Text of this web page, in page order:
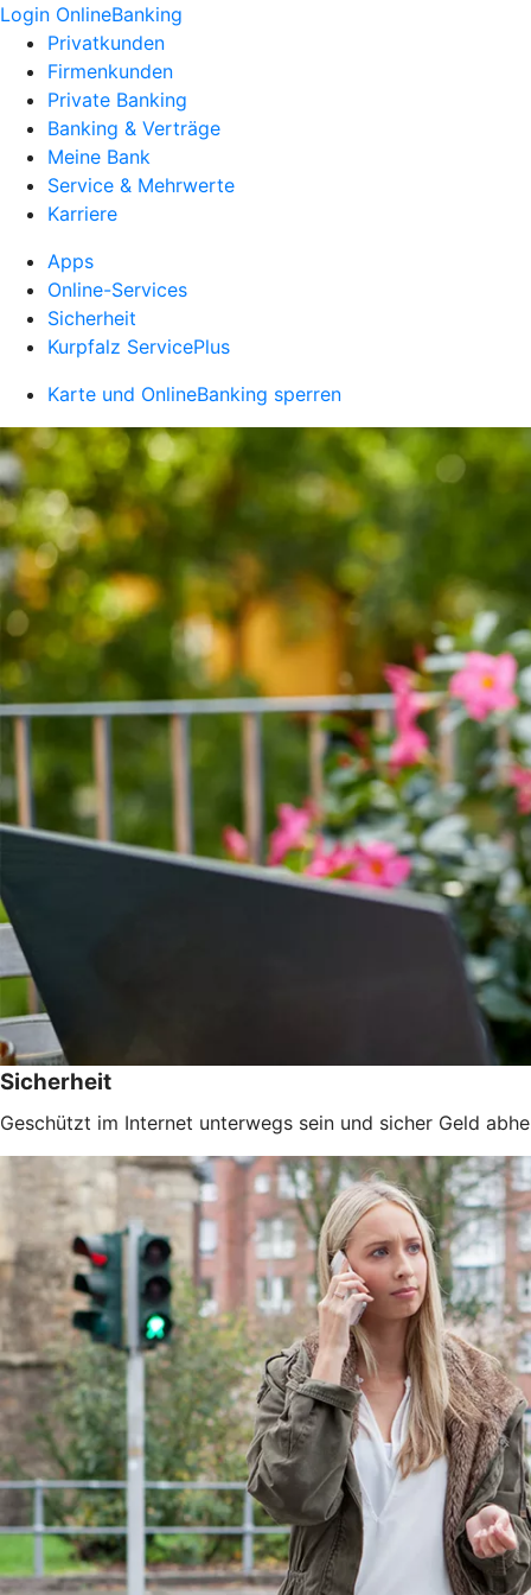
Login OnlineBanking
Privatkunden
Firmenkunden
Private Banking
Banking & Verträge
Meine Bank
Service & Mehrwerte
Karriere
Apps
Online-Services
Sicherheit
Kurpfalz ServicePlus
Karte und OnlineBanking sperren
Sicherheit
Geschützt im Internet unterwegs sein und sicher Geld